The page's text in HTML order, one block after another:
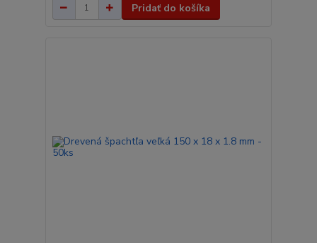
Pridať do košíka